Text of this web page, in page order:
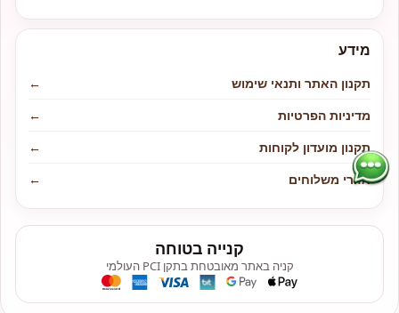
מידע
תקנון האתר ותנאי שימוש
←
מדיניות הפרטיות
←
תקנון מועדון לקוחות
←
אזורי משלוחים
←
קנייה בטוחה
קניה באתר מאובטחת בתקן PCI העולמי